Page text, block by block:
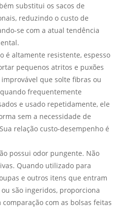
substitui os sacos de
reduzindo o custo de
se com a atual tendência
é altamente resistente, espesso
pequenos atritos e puxões
que solte fibras ou
frequentemente
​​e usado repetidamente, ele
sem a necessidade de
relação custo-desempenho é
possui odor pungente. Não
Quando utilizado para
e outros itens que entram
são ingeridos, proporciona
com as bolsas feitas